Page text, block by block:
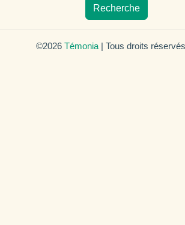
Recherche
©2026 Témonia | Tous droits